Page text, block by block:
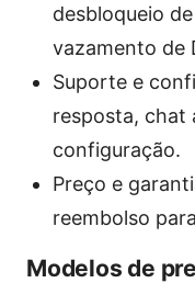
desbloqueio
vazamento de
Suporte e
resposta, chat
configuração.
Preço e
reembolso
Modelos de